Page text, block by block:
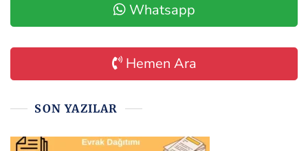
Whatsapp
Hemen Ara
SON YAZILAR